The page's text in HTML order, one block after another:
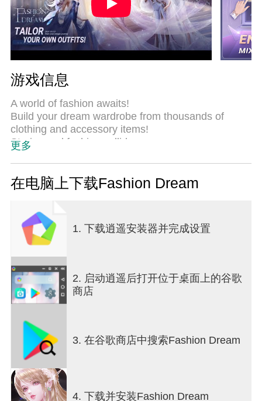
游戏信息
A world of fashion awaits!
Build your dream wardrobe from thousands of
clothing and accessory items!
Stories and fashion collide
■ Thousands of possibilities – dress how you like
items to create your favorite look.
Get sketches of garments and tailor outfits together
with your friends.
■ Endless customization – become your best self
Get ready with us! Customize every detail of your
makeup styles.
■ Join fashion contests to show off your unique
Create unique looks for various styling challenges
and compete with four other players at once.
■ Relationships with mystery – discover their
hidden stories!
Immerse yourself in this glamorous world, explore
its mysterious stories and develop relationships
更多
在电脑上下载Fashion Dream
1. 下载逍遥安装器并完成设置
2. 启动逍遥后打开位于桌面上的谷歌
商店
3. 在谷歌商店中搜索Fashion Dream
4. 下载并安装Fashion Dream